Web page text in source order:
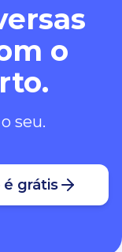
o
seu.
é grátis